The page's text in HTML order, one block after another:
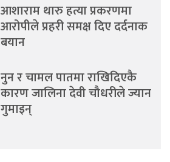
आशाराम थारु हत्या प्रकरणमा
आरोपीले प्रहरी समक्ष दिए दर्दनाक
बयान
नुन र चामल पातमा राखिदिएकै
कारण जालिना देवी चौधरीले ज्यान
गुमाइन्